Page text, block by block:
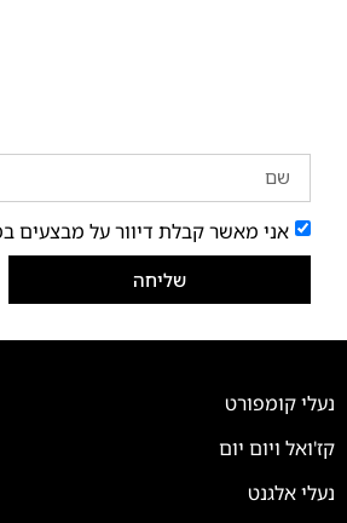
אני מאשר קבלת דיוור על מבצעים
שליחה
נעלי קומפורט
קז'ואל ויום יום
נעלי אלגנט